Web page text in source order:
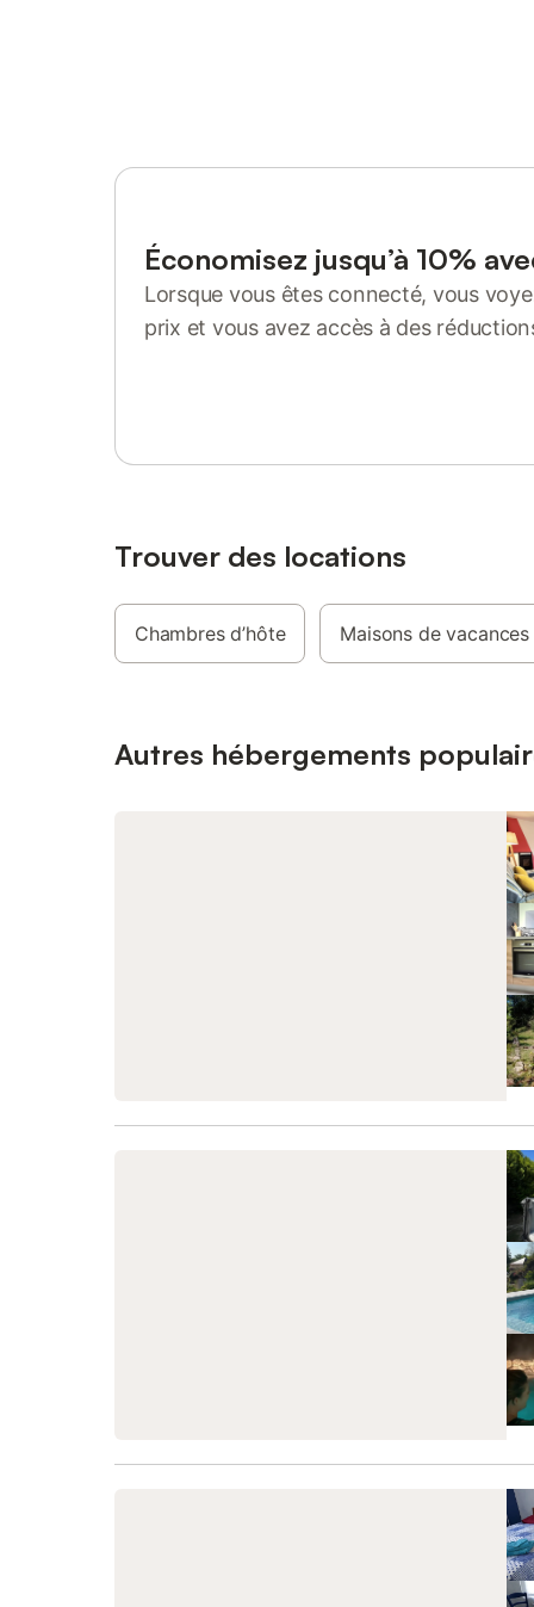
Économisez jusqu’à 10%
Lorsque vous êtes connecté, vous
prix et vous avez accès à des
Trouver des locations
Chambres d’hôte Maisons de vacances
Autres hébergements